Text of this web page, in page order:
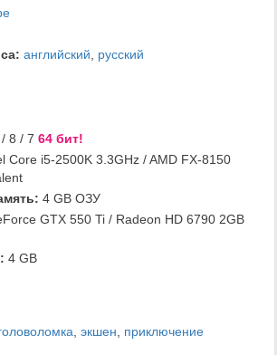
английский
русский
8 / 7 64 бит!
Core i5-2500K 3.3GHz / AMD FX-8150
4 GB ОЗУ
GTX 550 Ti / Radeon HD 6790 2GB
4 GB
экшен приключение